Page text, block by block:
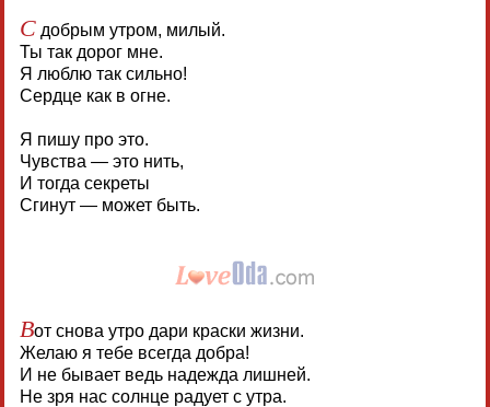
Сдобрым утром, милый.
Ты так дорог мне.
Я люблю так сильно!
Сердце как в огне.
Я пишу про это.
Чувства — это нить,
И тогда секреты
Сгинут — может быть.
Вот снова утро дари краски жизни.
Желаю я тебе всегда добра!
И не бывает ведь надежда лишней.
Не зря нас солнце радует с утра.